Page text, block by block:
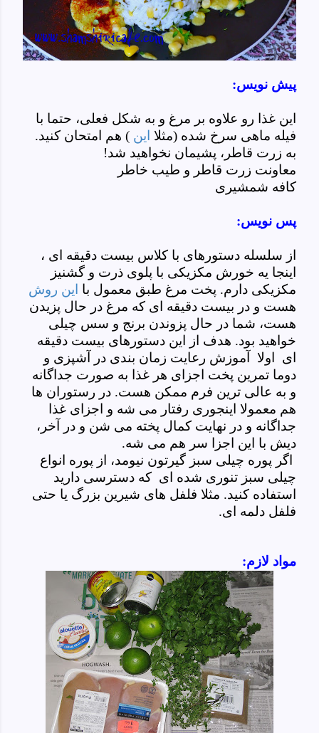
پیش نویس:
این غذا رو علاوه بر مرغ و به شکل فعلی، حتما با
فیله ماهی سرخ شده (مثلا این ) هم امتحان کنید.
به زرت قاطر، پشیمان نخواهید شد!
معاونت زرت قاطر و طیب خاطر
کافه شمشیری
پس نویس:
از سلسله دستورهای با کلاس بیست دقیقه ای ،
اینجا یه خورش مکزیکی با پلوی ذرت و گشنیز
مکزیکی دارم. پخت مرغ طبق معمول با این روش
هست و در بیست دقیقه ای که مرغ در حال پزیدن
هست، شما در حال پزوندن برنج و سس چیلی
خواهید بود. هدف از این دستورهای بیست دقیقه
ای اولا آموزش رعایت زمان بندی در آشپزی و
دوما تمرین پخت اجزای هر غذا به صورت جداگانه
و به عالی ترین فرم ممکن هست. در رستوران ها
هم معمولا اینجوری رفتار می شه و اجزای غذا
جداگانه و در نهایت کمال پخته می شن و در آخر،
دیش با این اجزا سر هم می شه.
اگر پوره چیلی سبز گیرتون نیومد، از پوره انواع
چیلی سبز تنوری شده ای که دسترسی دارید
استفاده کنید. مثلا فلفل های شیرین بزرگ یا حتی
فلفل دلمه ای.
مواد لازم: